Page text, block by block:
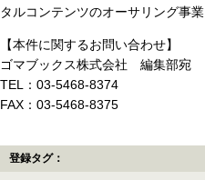
タルコンテンツのオーサリング事業
【本件に関するお問い合わせ】
ゴマブックス株式会社 編集部宛
TEL：03-5468-8374
FAX：03-5468-8375
登録タグ：